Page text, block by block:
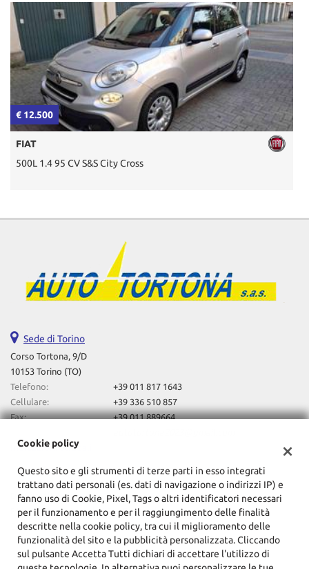
€ 12.500
FIAT
500L 1.4 95 CV S&S City Cross
Sede di Torino
Corso Tortona, 9/D
10153 Torino (TO)
Telefono:
+39 011 817 1643
Cellulare:
+39 336 510 857
Fax:
+39 011 889664
Indicazioni stradali
Dati fiscali:
F.Lli Lovero Automobili Sas Di Davide Lovero & C
Corso Tortona, 9/D, Torino (TO)
C.F/P.IVA:10857720014
Registro delle imprese:TO
Cookie policy
Questo sito e gli strumenti di terze parti in esso integrati
trattano dati personali (es. dati di navigazione o indirizzi IP) e
fanno uso di Cookie, Pixel, Tags o altri identificatori necessari
per il funzionamento e per il raggiungimento delle finalità
descritte nella cookie policy, tra cui il miglioramento delle
funzionalità del sito e la pubblicità personalizzata. Cliccando
sul pulsante Accetta Tutti dichiari di accettare l'utilizzo di